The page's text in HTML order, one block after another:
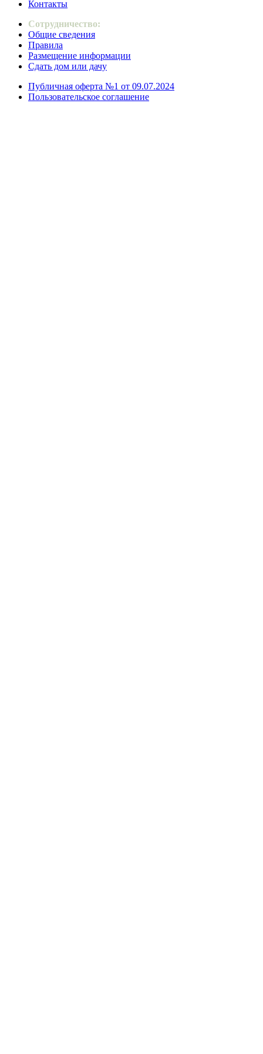
Контакты
Сотрудничество:
Общие сведения
Правила
Размещение информации
Сдать дом или дачу
Публичная оферта №1 от 09.07.2024
Пользовательское соглашение